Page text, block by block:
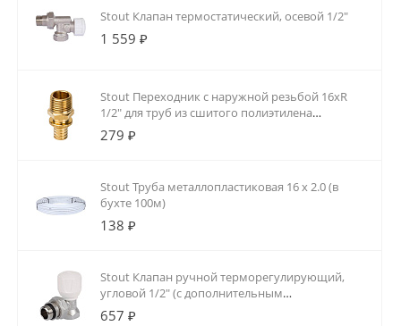
Stout Клапан термостатический, осевой 1/2"
1 559 ₽
Stout Переходник с наружной резьбой 16xR
1/2" для труб из сшитого полиэтилена
аксиальный
279 ₽
Stout Труба металлопластиковая 16 х 2.0 (в
бухте 100м)
138 ₽
Stout Клапан ручной терморегулирующий,
угловой 1/2" (с дополнительным
уплотнением)
657 ₽